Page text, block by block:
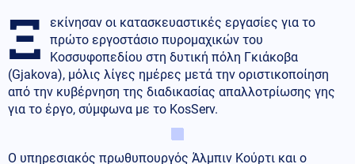
Ξ
εκίνησαν οι κατασκευαστικές εργασίες για το
πρώτο εργοστάσιο πυρομαχικών του
Κοσσυφοπεδίου στη δυτική πόλη Γκιάκοβα
(Gjakova), μόλις λίγες ημέρες μετά την οριστικοποίηση
από την κυβέρνηση της διαδικασίας απαλλοτρίωσης γης
για το έργο, σύμφωνα με το KosServ.
Ο υπηρεσιακός πρωθυπουργός Άλμπιν Κούρτι και ο